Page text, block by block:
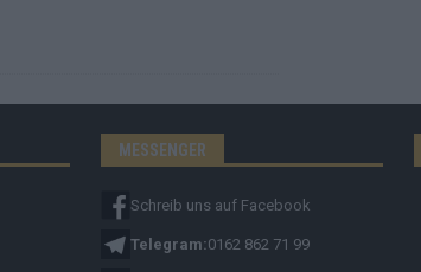
MESSENGER
Schreib uns auf Facebook
Telegram:0162 862 71 99